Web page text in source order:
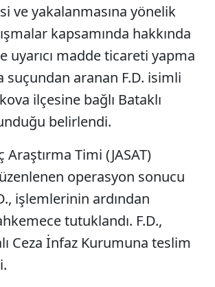
ve yakalanmasına yönelik
kapsamında hakkında
uyarıcı madde ticareti yapma
suçundan aranan F.D. isimli
ilçesine bağlı Bataklı
belirlendi.
Araştırma Timi (JASAT)
operasyon sonucu
işlemlerinin ardından
tutuklandı. F.D.,
Ceza İnfaz Kurumuna teslim